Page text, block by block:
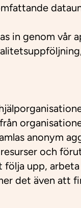
in genom vår
anonym
och
upp,
det även att